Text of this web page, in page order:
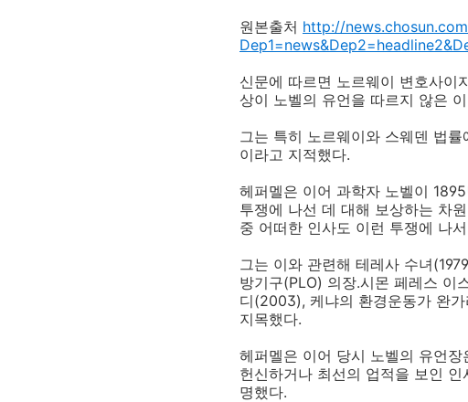
원본출처 http://
신문에 따르면 노르웨이 변호사이
상이 노벨의 유언을 따르지 않은
그는 특히 노르웨이와 스웨덴 법
이라고 지적했다.
헤퍼멜은 이어 과학자 노벨이
투쟁에 나선 데 대해 보상하는 차
중 어떠한 인사도 이런 투쟁에 나
그는 이와 관련해 테레사 수녀
방기구(PLO) 의장.시몬 페레스 이
디(2003), 케냐의 환경운동가 완
지목했다.
헤퍼멜은 이어 당시 노벨의 유언장
헌신하거나 최선의 업적을 보인
명했다.